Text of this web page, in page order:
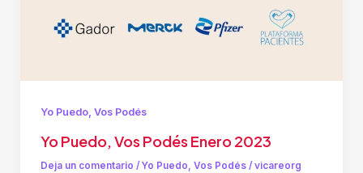
Yo Puedo, Vos Podés
Yo Puedo, Vos Podés Enero 2023
Deja un comentario / Yo Puedo, Vos Podés/ vicareorg